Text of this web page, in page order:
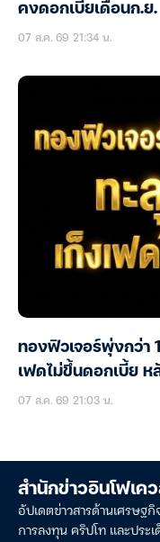
คงดอกเบี้ยเดือนก.ย.
07 ส.ค. 69 21:34 น.
ทองฟิวเจอร์พุ่งกว่า
เฟดไม่ขึ้นดอกเบี้ย ห
07 ส.ค. 69 21:03 น.
สำนักข่าวอินโฟเค
อัปเดตข่าวสารด้านเศรษฐ
การลงทุน คริปโท และประ